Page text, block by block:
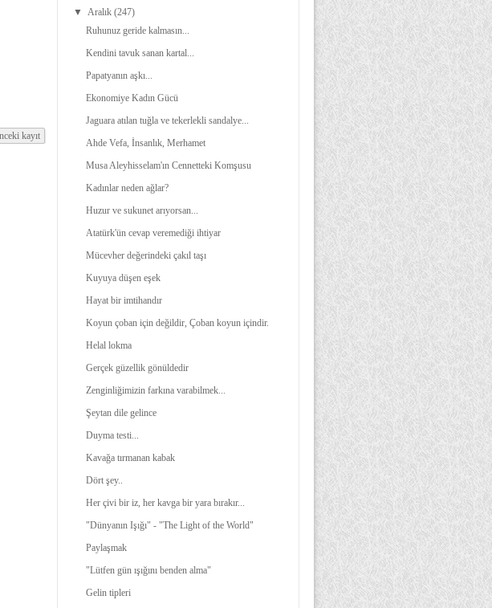
kayıt
▼ Aralık(247)
Ruhunuz geride kalmasın...
Kendini tavuk sanan kartal...
Papatyanın aşkı...
Ekonomiye Kadın Gücü
Jaguara atılan tuğla ve tekerlekli sandalye...
Ahde Vefa, İnsanlık, Merhamet
Musa Aleyhisselam'ın Cennetteki Komşusu
Kadınlar neden ağlar?
Huzur ve sukunet arıyorsan...
Atatürk'ün cevap veremediği ihtiyar
Mücevher değerindeki çakıl taşı
Kuyuya düşen eşek
Hayat bir imtihandır
Koyun çoban için değildir, Çoban koyun içindir.
Helal lokma
Gerçek güzellik gönüldedir
Zenginliğimizin farkına varabilmek...
Şeytan dile gelince
Duyma testi...
Kavağa tırmanan kabak
Dört şey..
Her çivi bir iz, her kavga bir yara bırakır...
"Dünyanın Işığı" - "The Light of the World"
Paylaşmak
"Lütfen gün ışığını benden alma"
Gelin tipleri